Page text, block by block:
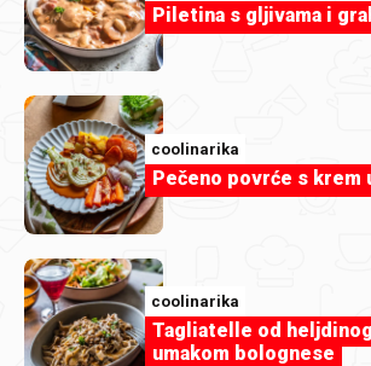
coolinarika
Poširane breskve s
sladoledom od vanilije
Piletina s gljivama i
coolinarika
Pečeno povrće s krem
coolinarika
Tagliatelle od
umakom bolognese